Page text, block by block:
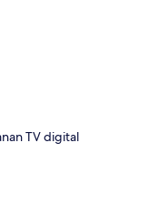
TV digital